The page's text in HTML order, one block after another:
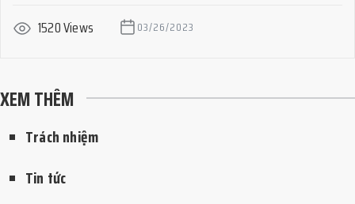
1520 Views 03/26/2023
XEM THÊM
Trách nhiệm
Tin tức